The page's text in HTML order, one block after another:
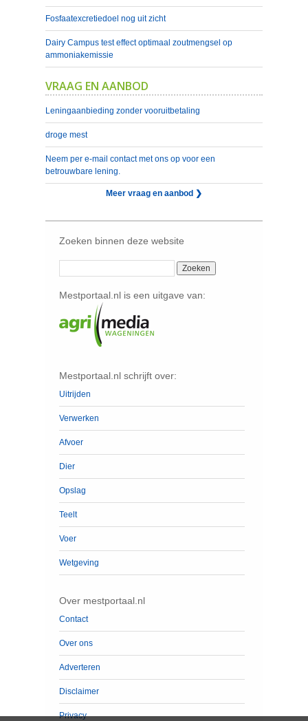
Fosfaatexcretiedoel nog uit zicht
Dairy Campus test effect optimaal zoutmengsel op
ammoniakemissie
VRAAG EN AANBOD
Leningaanbieding zonder vooruitbetaling
droge mest
Neem per e-mail contact met ons op voor een
betrouwbare lening.
Meer vraag en aanbod ❯
Zoeken binnen deze website
Mestportaal.nl is een uitgave van:
Mestportaal.nl schrijft over:
Uitrijden
Verwerken
Afvoer
Dier
Opslag
Teelt
Voer
Wetgeving
Over mestportaal.nl
Contact
Over ons
Adverteren
Disclaimer
Privacy